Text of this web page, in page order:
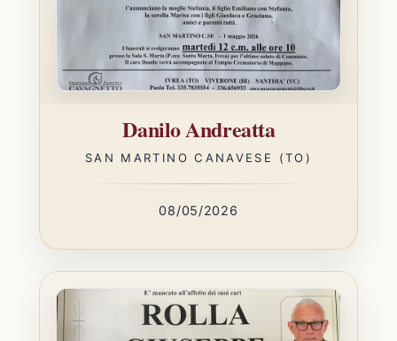
Danilo Andreatta
SAN MARTINO CANAVESE (TO)
08/05/2026